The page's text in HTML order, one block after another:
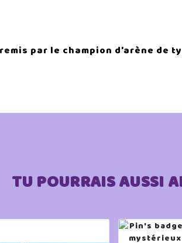
par le champion d'arène de
TU POURRAIS AUSSI